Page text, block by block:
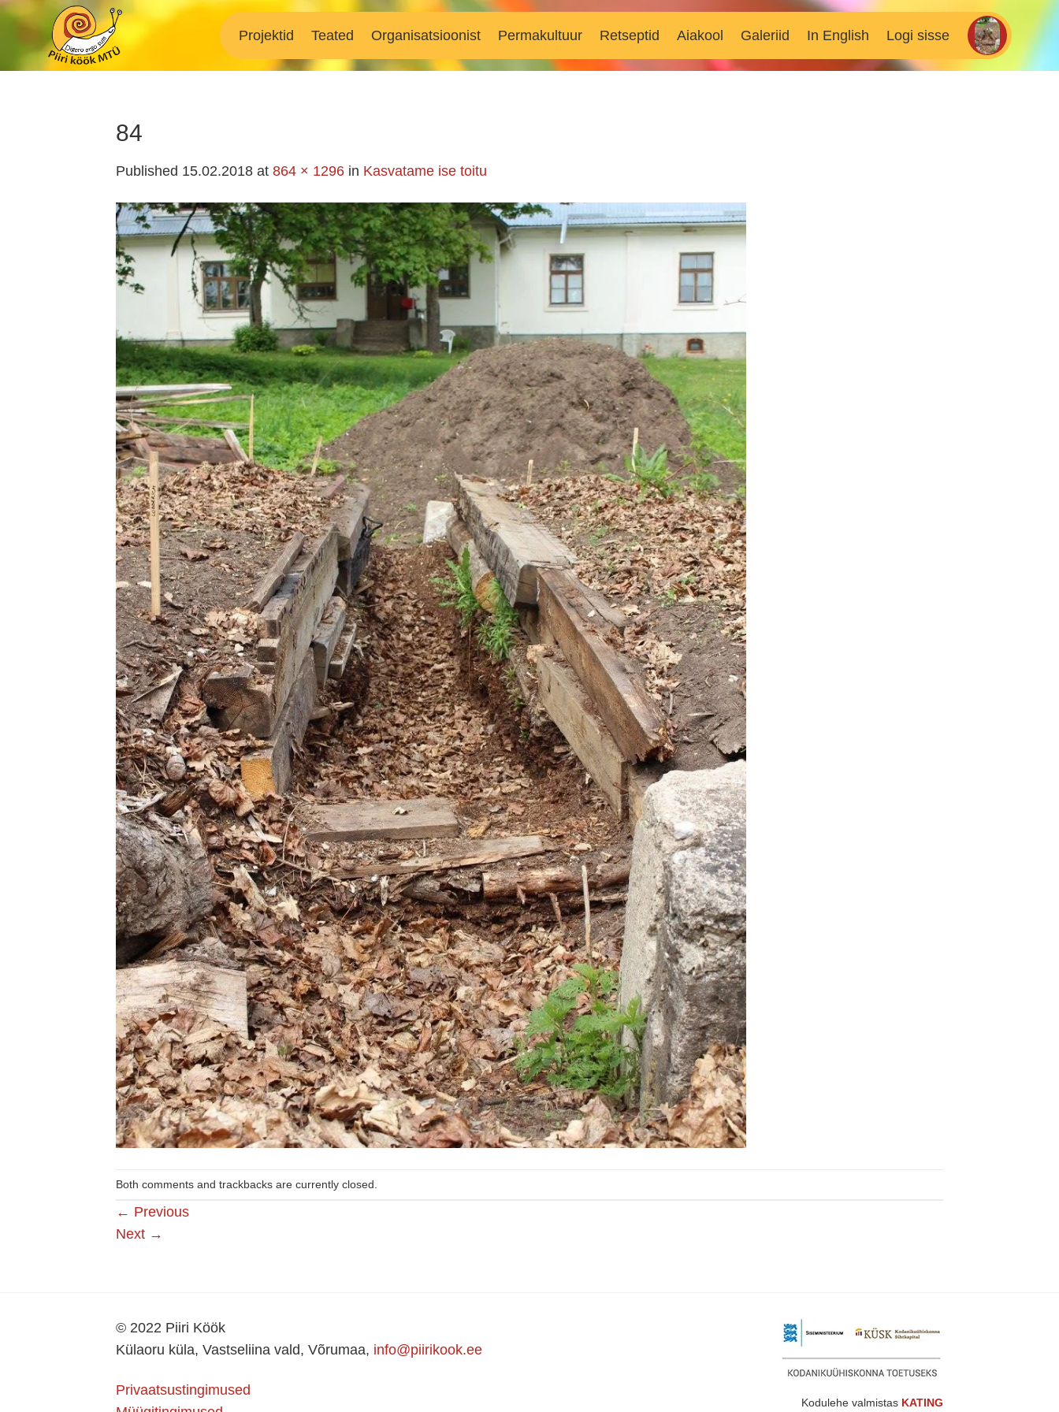
Skip
content
Projektid Teated Organisatsioonist Permakultuur Retseptid Aiakool Galeriid In English Logi sisse
84
Published 15.02.2018 at 864 × 1296 in Kasvatame ise toitu
Both comments and trackbacks are currently closed.
← Previous
Next →
© 2022 Piiri Köök
Külaoru küla, Vastseliina vald, Võrumaa, info@piirikook.ee
Privaatsustingimused
Kodulehe valmistas KATING